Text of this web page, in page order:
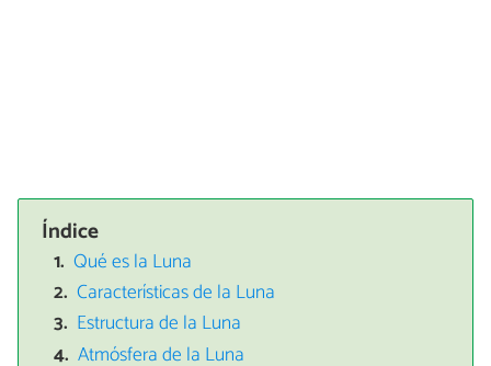
Índice
Qué es la Luna
Características de la Luna
Estructura de la Luna
Atmósfera de la Luna